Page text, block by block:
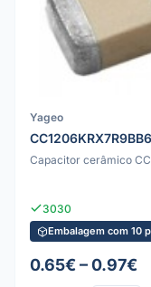
Yageo
Capacitor cerâmico
3030
Embalagem com 10
0.65€ – 0.97€